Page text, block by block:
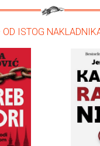
OD ISTOG